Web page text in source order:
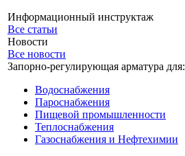
Информационный инструктаж
Все статьи
Новости
Все новости
Запорно-регулирующая арматура для:
Водоснабжения
Пароснабжения
Пищевой промышленности
Теплоснабжения
Газоснабжения и Нефтехимии